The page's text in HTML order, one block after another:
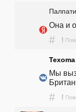
Она и
# !
Texoma
Мы
# !